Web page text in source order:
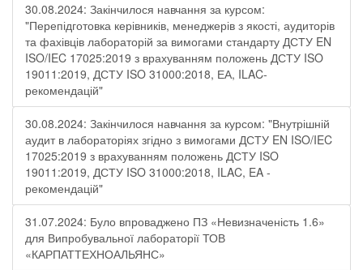
30.08.2024: Закінчилося навчання за курсом:
"Перепідготовка керівників, менеджерів з якості, аудиторів
та фахівців лабораторій за вимогами стандарту ДСТУ EN
ISO/IEC 17025:2019 з врахуванням положень ДСТУ ISO
19011:2019, ДСТУ ISO 31000:2018, ЕА, ILAC-
рекомендацій"
30.08.2024: Закінчилося навчання за курсом: "Внутрішній
аудит в лабораторіях згідно з вимогами ДСТУ EN ISO/IEC
17025:2019 з врахуванням положень ДСТУ ISO
19011:2019, ДСТУ ISO 31000:2018, ILAC, EA -
рекомендацій"
31.07.2024: Було впроваджено ПЗ «Невизначеність 1.6»
для Випробувальної лабораторії ТОВ
«КАРПАТТЕХНОАЛЬЯНС»